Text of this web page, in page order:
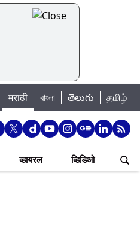
जलसाठा 88.93 टक्क्यांवर पोहोचला
मराठी বাংলা తెలుగు தமிழ்
व्हायरल व्हिडिओ